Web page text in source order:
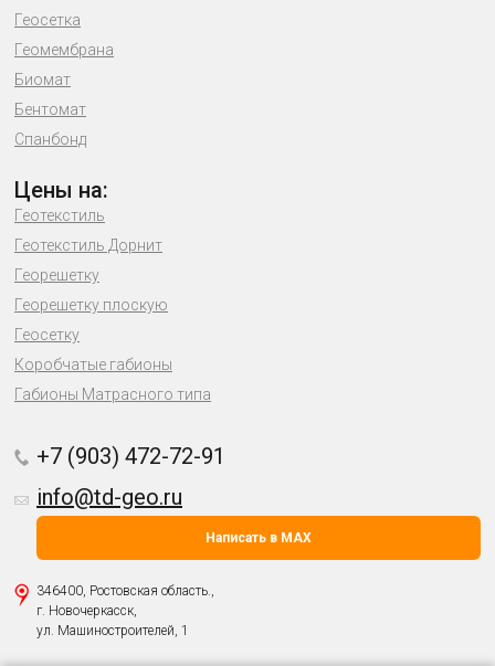
Геосетка
Геомембрана
Биомат
Бентомат
Спанбонд
Цены на:
Геотекстиль
Геотекстиль Дорнит
Георешетку
Георешетку плоскую
Геосетку
Коробчатые габионы
Габионы Матрасного типа
+7 (903) 472-72-91
info@td-geo.ru
Написать в MAX
346400, Ростовская область.,
г. Новочеркасск,
ул. Машиностроителей, 1